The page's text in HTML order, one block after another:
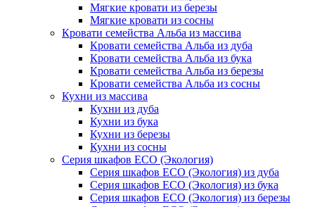
Мягкие кровати из березы
Мягкие кровати из сосны
Кровати семейства Альба из массива
Кровати семейства Альба из дуба
Кровати семейства Альба из бука
Кровати семейства Альба из березы
Кровати семейства Альба из сосны
Кухни из массива
Кухни из дуба
Кухни из бука
Кухни из березы
Кухни из сосны
Серия шкафов ECO (Экология)
Серия шкафов ECO (Экология) из дуба
Серия шкафов ECO (Экология) из бука
Серия шкафов ECO (Экология) из березы